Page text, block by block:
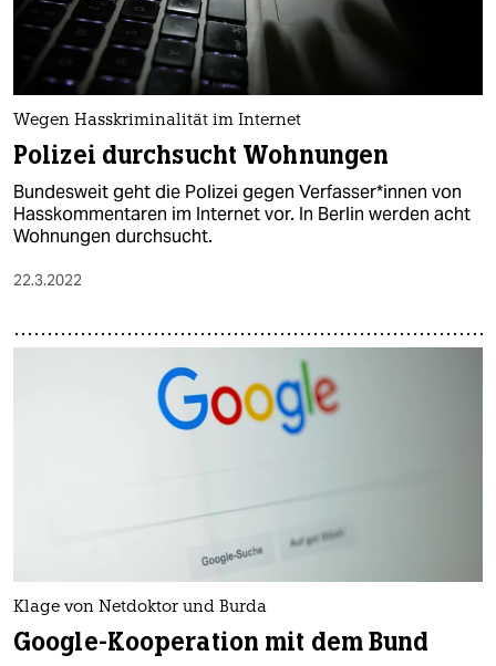
Wegen Hasskriminalität im Internet
Polizei durchsucht Wohnungen
Bundesweit geht die Polizei gegen Ver­fas­se­r*in­nen von
Hasskommentaren im Internet vor. In Berlin werden acht
Wohnungen durchsucht.
22.3.2022
Klage von Netdoktor und Burda
Google-Kooperation mit dem Bund